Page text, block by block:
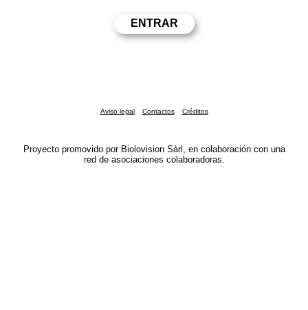
Aviso legal Contactos Créditos
Proyecto promovido por Biolovision Sàrl, en colaboración con una
red de asociaciones colaboradoras.